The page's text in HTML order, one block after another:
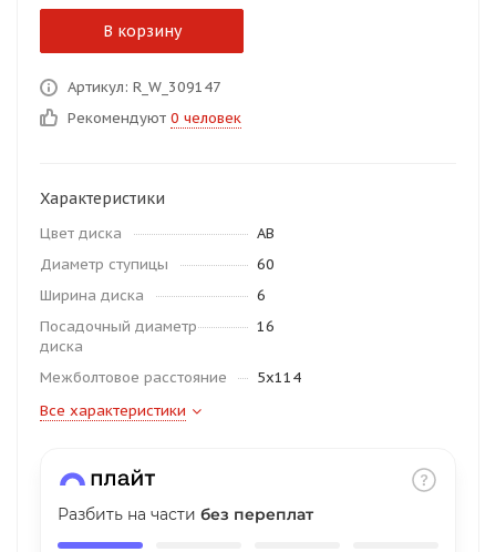
В корзину
Артикул: R_W_309147
Рекомендуют 0 человек
Характеристики
Цвет диска
AB
Диаметр ступицы
60
Ширина диска
6
Посадочный диаметр
диска
16
Межболтовое расстояние
5x114
Все характеристики
Разбить на части без переплат
Подробнее
об оплате Плайтом
недели
8 800 302-02-51
plait.ru